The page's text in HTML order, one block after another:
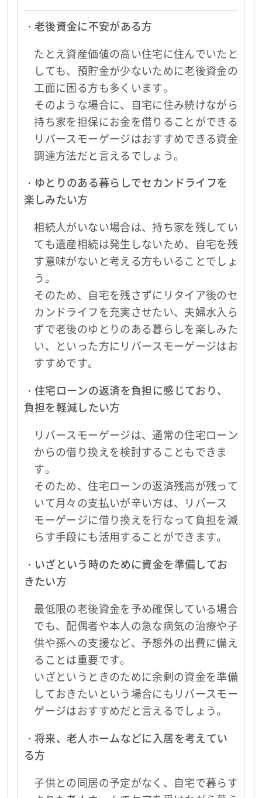
・老後資金に不安がある方
たとえ資産価値の高い住宅に住んでいたと
しても、預貯金が少ないために老後資金の
工面に困る方も多くいます。
そのような場合に、自宅に住み続けながら
持ち家を担保にお金を借りることができる
リバースモーゲージはおすすめできる資金
調達方法だと言えるでしょう。
・ゆとりのある暮らしでセカンドライフを
楽しみたい方
相続人がいない場合は、持ち家を残してい
ても遺産相続は発生しないため、自宅を残
す意味がないと考える方もいることでしょ
う。
そのため、自宅を残さずにリタイア後のセ
カンドライフを充実させたい、夫婦水入ら
ずで老後のゆとりのある暮らしを楽しみた
い、といった方にリバースモーゲージはお
すすめです。
・住宅ローンの返済を負担に感じており、
負担を軽減したい方
リバースモーゲージは、通常の住宅ローン
からの借り換えを検討することもできま
す。
そのため、住宅ローンの返済残高が残って
いて月々の支払いが辛い方は、リバース
モーゲージに借り換えを行なって負担を減
らす手段にも活用することができます。
・いざという時のために資金を準備してお
きたい方
最低限の老後資金を予め確保している場合
でも、配偶者や本人の急な病気の治療や子
供や孫への支援など、予想外の出費に備え
ることは重要です。
いざというときのために余剰の資金を準備
しておきたいという場合にもリバースモー
ゲージはおすすめだと言えるでしょう。
・将来、老人ホームなどに入居を考えてい
る方
子供との同居の予定がなく、自宅で暮らす